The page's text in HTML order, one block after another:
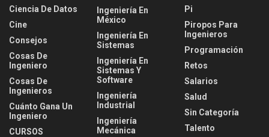
Ciencia De Datos
Cine
Consejos
Cosas De
Ingeniero
Cosas De
Ingenieros
Cuánto Gana Un
Ingeniero
CURSOS
Ingeniería En
México
Ingeniería En
Sistemas
Ingeniería En
Sistemas Y
Software
Ingeniería
Industrial
Ingeniería
Mecánica
Pi
Piropos Para
Ingenieros
Programación
Retos
Salarios
Salud
Sin Categoría
Talento